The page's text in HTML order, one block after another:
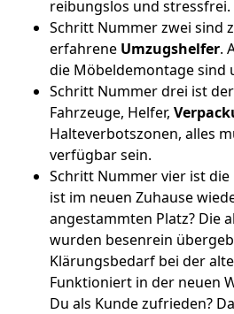
reibungslos und stressfrei.
Schritt Nummer zwei sind
erfahrene Umzugshelfer.
die Möbeldemontage sind
Schritt Nummer drei ist
Fahrzeuge, Helfer,
Halteverbotszonen, alles
verfügbar sein.
Schritt Nummer vier ist die
ist im neuen Zuhause
angestammten Platz? Die
wurden besenrein
Klärungsbedarf bei der
Funktioniert in der neuen
Du als Kunde zufrieden?